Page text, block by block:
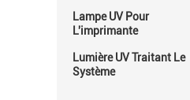
Lampe UV Pour
L'imprimante
Lumière UV Traitant Le
Système